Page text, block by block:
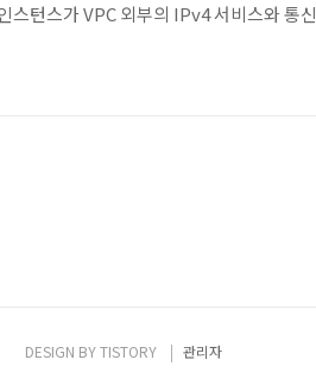
턴스가 VPC 외부의 IPv4 서비스와 통
DESIGN BYTISTORY 관리자